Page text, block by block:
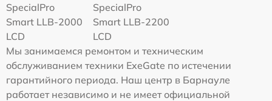
SpecialPro
Smart LLB-2000
LCD
SpecialPro
Smart LLB-2200
LCD
Мы занимаемся ремонтом и техническим
обслуживанием техники ExeGate по истечении
гарантийного периода. Наш центр в Барнауле
работает независимо и не имеет официальной